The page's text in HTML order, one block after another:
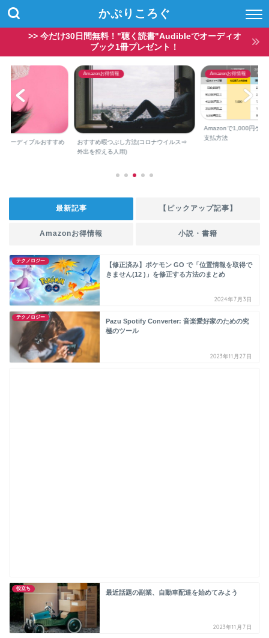
かぷりころぐ
>> 今だけ30日間無料！"聴く読書"Audibleでオーディオ
ブック1冊プレゼント！
オーディブルおすすめ
Amazonお得情報
おすすめ暇つぶし方法(コロナウイルス⇒
外出を控える人用)
Amazonお得情報
Amazonで1,000円ゲッ
支払方法
最新記事 【ピックアップ記事】
Amazonお得情報 小説・書籍
テクノロジー
【修正済み】ポケモン GO で「位置情報を取得で
きません(12 )」を修正する方法のまとめ
2024年7月3日
テクノロジー
Pazu Spotify Converter: 音楽愛好家のための究
極のツール
2023年11月27日
役立ち
最近話題の副業、自動車配達を始めてみよう
2023年11月7日